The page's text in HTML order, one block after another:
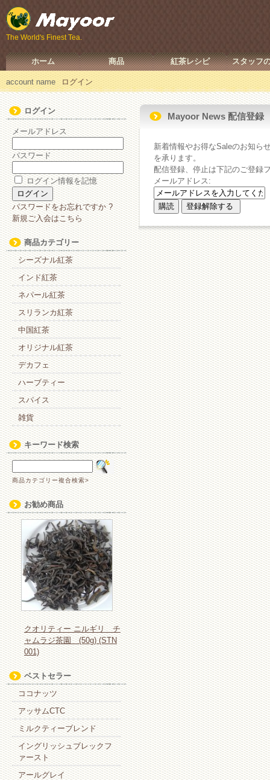
The World's Finest Tea.
ホーム 商品 紅茶レシピ スタッフ
account name ログイン
ログイン
メールアドレス
パスワード
ログイン情報を記憶
パスワードをお忘れですか ?
新規ご入会はこちら
商品カテゴリー
シーズナル紅茶
インド紅茶
ネパール紅茶
スリランカ紅茶
中国紅茶
オリジナル紅茶
デカフェ
ハーブティー
スパイス
雑貨
キーワード検索
商品カテゴリー複合検索>
お勧め商品
クオリティー ニルギリ チ
ャムラジ茶園 (50g) (STN
001)
ベストセラー
ココナッツ
アッサムCTC
ミルクティーブレンド
イングリッシュブレックフ
ァースト
アールグレイ
Mayoor News 配信登録
新着情報やお得なSaleのお知ら
を承ります。
配信登録、停止は下記のご登録
メールアドレス: